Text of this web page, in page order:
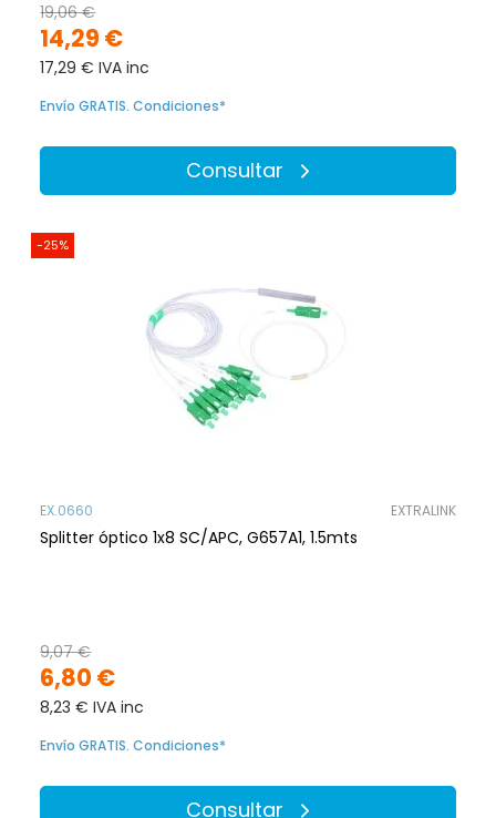
14,29 €
19,06 €
17,29 € IVA inc
Envío GRATIS. Condiciones*
Consultar
-25%
EX.0660 EXTRALINK
Splitter óptico 1x8 SC/APC, G657A1, 1.5mts
6,80 €
9,07 €
8,23 € IVA inc
Envío GRATIS. Condiciones*
Consultar